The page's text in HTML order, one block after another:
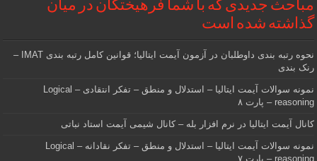
مباحث جدیدی که با شما فرهیختگان در میان
گذاشته شده است
نحوه رتبه بندی داوطلبان در آزمون آیمت ایتالیا؛ قوانین کامل رتبه بندی IMAT –
رنک بندی
نمونه سوالات آیمت ایتالیا – استدلال و منطق – تفکر انتقادی – Logical
reasoning – پارت ۸
کانال آیمت ایتالیا در نرم افزار بله – کانال شیمی آیمت استاد نباتی
نمونه سوالات آیمت ایتالیا – استدلال و منطق – تفکر نقادانه – Logical
reasoning – پارت ۷